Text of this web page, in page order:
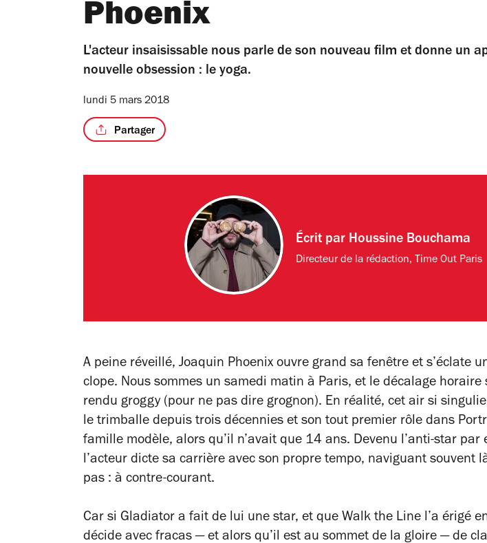
Phoenix
L'acteur insaisissable nous parle de son nouveau film et donne un
nouvelle obsession : le yoga.
lundi 5 mars 2018
Partager
Écrit par Houssine Bouchama
Directeur de la rédaction, Time Out Paris
A peine réveillé, Joaquin Phoenix ouvre grand sa fenêtre et s’éclate
clope. Nous sommes un samedi matin à Paris, et le décalage horaire
rendu groggy (pour ne pas dire grognon). En réalité, cet air si
le trimballe depuis trois décennies et son tout premier rôle dans
famille modèle, alors qu’il n’avait que 14 ans. Devenu l’anti-star par
l’acteur dicte sa carrière avec son propre tempo, naviguant souvent
pas : à contre-courant.
Car si Gladiator a fait de lui une star, et que Walk the Line l’a érigé
décide avec fracas — et alors qu’il est au sommet de la gloire — de